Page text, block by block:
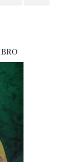
suspense